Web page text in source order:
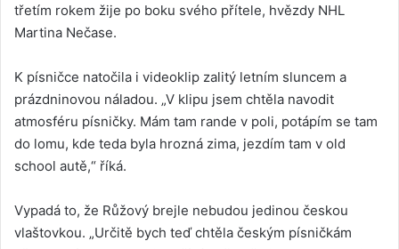
třetím rokem žije po boku svého přítele, hvězdy NHL
Martina Nečase.
K písničce natočila i videoklip zalitý letním sluncem a
prázdninovou náladou. „V klipu jsem chtěla navodit
atmosféru písničky. Mám tam rande v poli, potápím se tam
do lomu, kde teda byla hrozná zima, jezdím tam v old
school autě,“ říká.
Vypadá to, že Růžový brejle nebudou jedinou českou
vlaštovkou. „Určitě bych teď chtěla českým písničkám